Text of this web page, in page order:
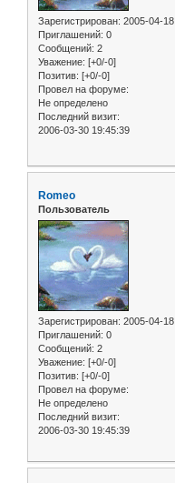
Зарегистрирован: 2005-04-18
Приглашений: 0
Сообщений: 2
Уважение: [+0/-0]
Позитив: [+0/-0]
Провел на форуме:
Не определено
Последний визит:
2006-03-30 19:45:39
Romeo
Пользователь
Зарегистрирован: 2005-04-18
Приглашений: 0
Сообщений: 2
Уважение: [+0/-0]
Позитив: [+0/-0]
Провел на форуме:
Не определено
Последний визит:
2006-03-30 19:45:39